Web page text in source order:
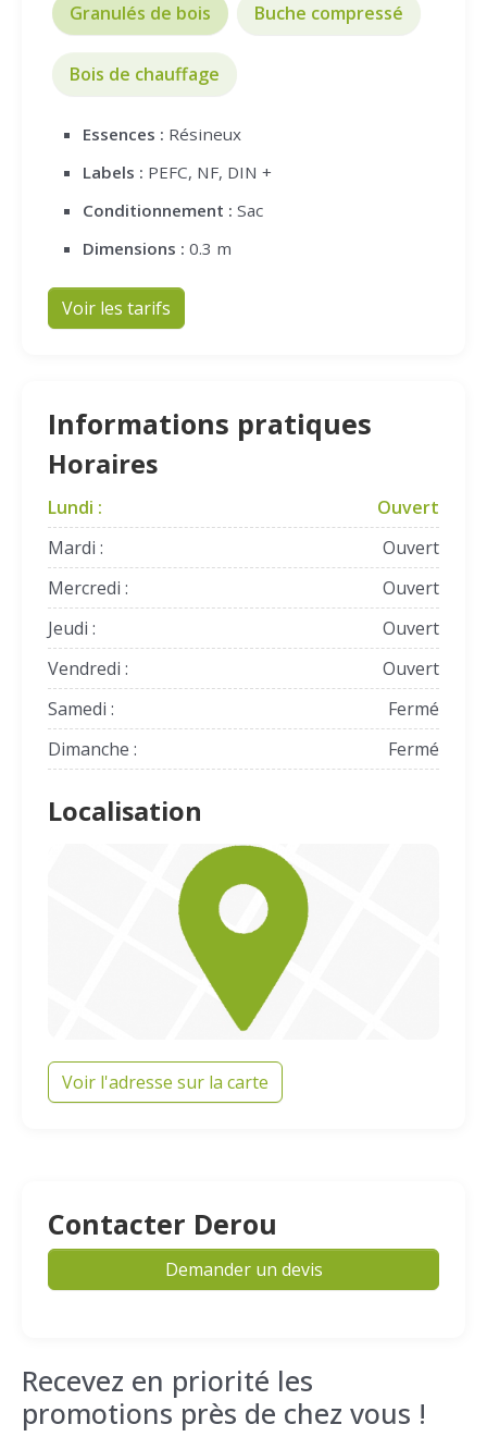
Granulés de bois Buche compressé
Bois de chauffage
Essences : Résineux
Labels : PEFC, NF, DIN +
Conditionnement : Sac
Dimensions : 0.3 m
Voir les tarifs
Informations pratiques
Horaires
Lundi :
Ouvert
Mardi :
Ouvert
Mercredi :
Ouvert
Jeudi :
Ouvert
Vendredi :
Ouvert
Samedi :
Fermé
Dimanche :
Fermé
Localisation
Voir l'adresse sur la carte
Contacter Derou
Demander un devis
Recevez en priorité les
promotions près de chez vous !